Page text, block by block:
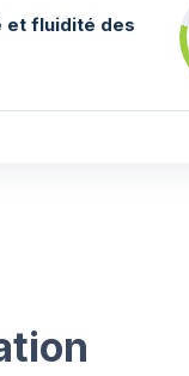
et fluidité des